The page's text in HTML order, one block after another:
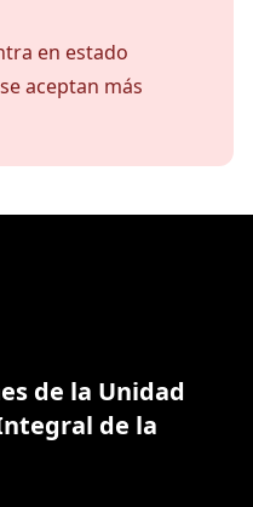
en estado
aceptan más
de la Unidad
de la